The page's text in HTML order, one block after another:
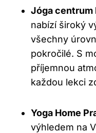
Jóga centrum
nabízí široký
všechny
pokročilé. S
příjemnou
každou lekci
Yoga Home
výhledem na